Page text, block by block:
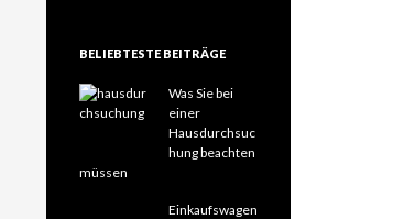
BELIEBTESTE BEITRÄGE
Was Sie bei
einer
Hausdurchsuc
hung beachten
müssen
Einkaufswagen